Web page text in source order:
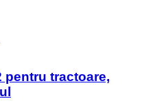
pentru tractoare,